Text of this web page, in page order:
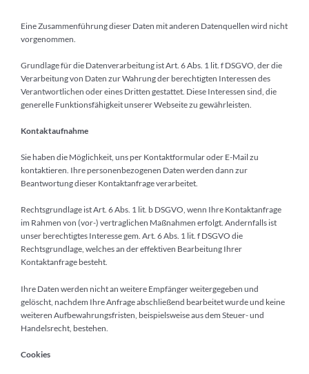
Eine Zusammenführung dieser Daten mit anderen Datenquellen wird nicht
vorgenommen.
Grundlage für die Datenverarbeitung ist Art. 6 Abs. 1 lit. f DSGVO, der die
Verarbeitung von Daten zur Wahrung der berechtigten Interessen des
Verantwortlichen oder eines Dritten gestattet. Diese Interessen sind, die
generelle Funktionsfähigkeit unserer Webseite zu gewährleisten.
Kontaktaufnahme
Sie haben die Möglichkeit, uns per Kontaktformular oder E-Mail zu
kontaktieren. Ihre personenbezogenen Daten werden dann zur
Beantwortung dieser Kontaktanfrage verarbeitet.
Rechtsgrundlage ist Art. 6 Abs. 1 lit. b DSGVO, wenn Ihre Kontaktanfrage
im Rahmen von (vor-) vertraglichen Maßnahmen erfolgt. Andernfalls ist
unser berechtigtes Interesse gem. Art. 6 Abs. 1 lit. f DSGVO die
Rechtsgrundlage, welches an der effektiven Bearbeitung Ihrer
Kontaktanfrage besteht.
Ihre Daten werden nicht an weitere Empfänger weitergegeben und
gelöscht, nachdem Ihre Anfrage abschließend bearbeitet wurde und keine
weiteren Aufbewahrungsfristen, beispielsweise aus dem Steuer- und
Handelsrecht, bestehen.
Cookies